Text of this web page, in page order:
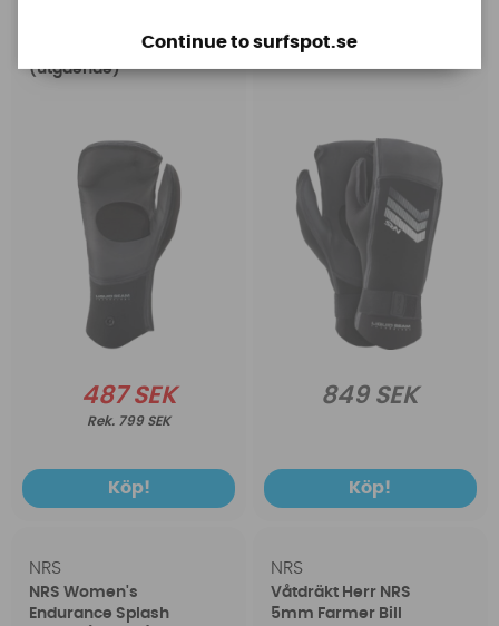
NRS Veno Mitts
(utgående)
487 SEK
799 SEK
Köp!
NRS Veno Mitts
849 SEK
Köp!
NRS
NRS Women's
Endurance Splash
NRS
Våtdräkt Herr NRS
5mm Farmer Bill
Continue to surfspot.se